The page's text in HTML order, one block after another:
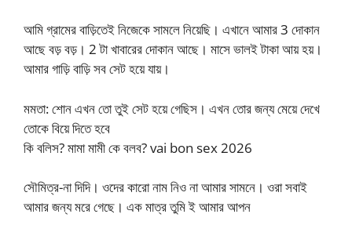
আমি গ্রামের বাড়িতেই নিজেকে সামলে নিয়েছি। এখানে আমার 3 দোকান
আছে বড় বড়। 2 টা খাবারের দোকান আছে। মাসে ভালই টাকা আয় হয়।
আমার গাড়ি বাড়ি সব সেট হয়ে যায়।
মমতা: শোন এখন তো তুই সেট হয়ে গেছিস। এখন তোর জন্য মেয়ে দেখে
তোকে বিয়ে দিতে হবে
কি বলিস? মামা মামী কে বলব? vai bon sex 2026
সৌমিত্র-না দিদি। ওদের কারো নাম নিও না আমার সামনে। ওরা সবাই
আমার জন্য মরে গেছে। এক মাত্র তুমি ই আমার আপন